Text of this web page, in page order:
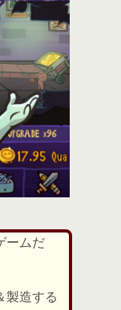
ームだ
製造する